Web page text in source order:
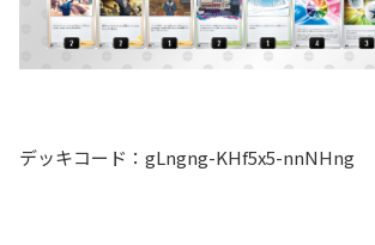
デッキコード：gLngng-KHf5x5-nnNHng